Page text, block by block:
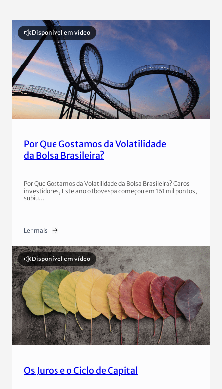
Disponível em vídeo
Por Que Gostamos da Volatilidade
da Bolsa Brasileira?
Por Que Gostamos da Volatilidade da Bolsa Brasileira? Caros
investidores, Este ano o Ibovespa começou em 161 mil pontos,
subiu…
Ler mais
Disponível em vídeo
Os Juros e o Ciclo de Capital